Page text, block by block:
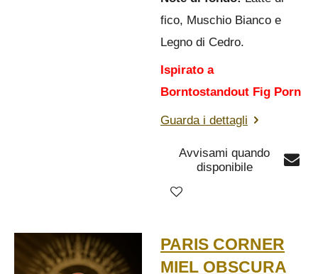
fico, Muschio Bianco e
Legno di Cedro.
Ispirato a
Borntostandout Fig Porn
Guarda i dettagli
Avvisami quando
disponibile
PARIS CORNER
MIEL OBSCURA